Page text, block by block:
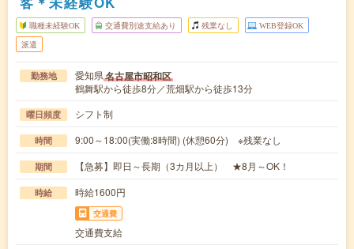
職種未経験OK 交通費別途支給あり 残業なし WEB登録OK
派遣
勤務地 愛知県名古屋市昭和区
鶴舞駅から徒歩8分／荒畑駅から徒歩13分
曜日頻度 シフト制
時間 9:00～18:00(実働:8時間) (休憩60分) ※残業なし
期間 【急募】即日～長期（3カ月以上） ★8月～OK！
時給 時給1600円
交通費
交通費支給